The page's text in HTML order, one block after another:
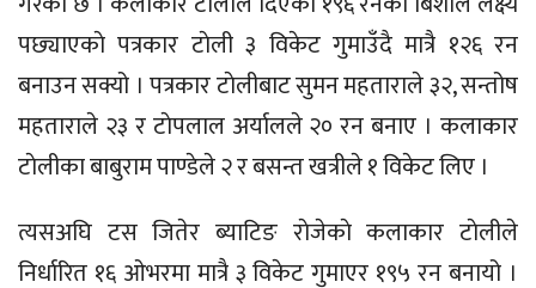
पछ्याएकाे पत्रकार टाेली ३ विकेट गुमाउँदै मात्रै १२६ रन
बनाउन सक्यो । पत्रकार टाेलीबाट सुमन महताराले ३२, सन्तोष
महताराले २३ र टाेपलाल अर्यालले २० रन बनाए । कलाकार
टाेलीका बाबुराम पाण्डेले २ र बसन्त खत्रीले १ विकेट लिए ।
त्यसअघि टस जितेर ब्याटिङ राेजेकाे कलाकार टाेलीले
निर्धारित १६ ओभरमा मात्रै ३ विकेट गुमाएर १९५ रन बनायो ।